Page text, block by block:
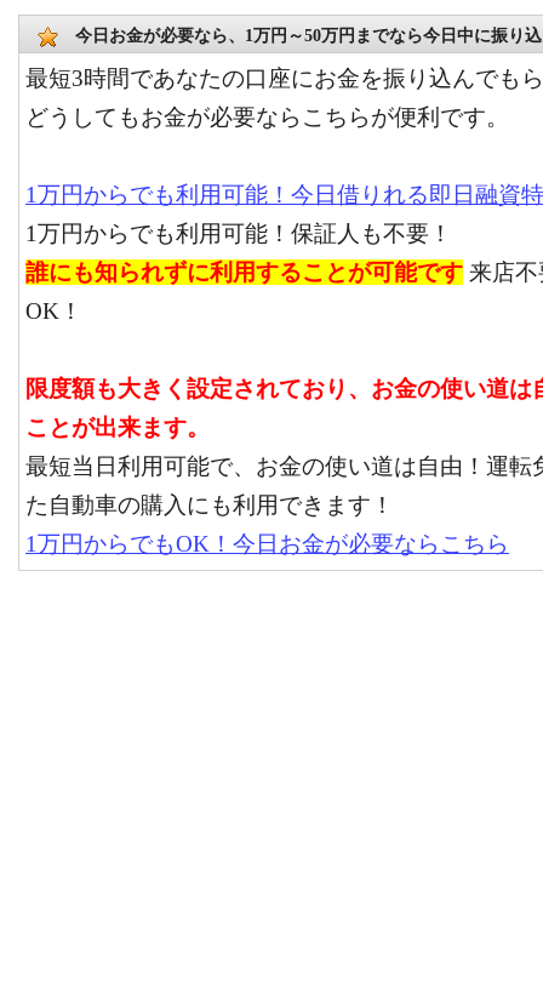
今日お金が必要なら、1万円～50万円までなら今日中に振り
最短3時間であなたの口座にお金を振り込んでも
どうしてもお金が必要ならこちらが便利です。
1万円からでも利用可能！今日借りれる即日融資
1万円からでも利用可能！保証人も不要！
誰にも知られずに利用することが可能です 来店
OK！
限度額も大きく設定されており、お金の使い道は
ことが出来ます。
最短当日利用可能で、お金の使い道は自由！運転
た自動車の購入にも利用できます！
1万円からでもOK！今日お金が必要ならこちら